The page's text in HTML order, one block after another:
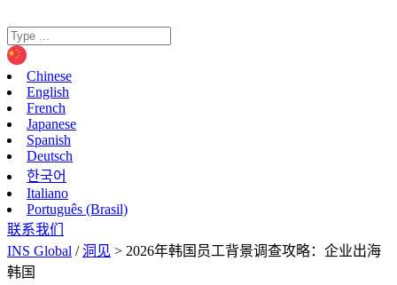
Chinese
English
French
Japanese
Spanish
Deutsch
한국어
Italiano
Português (Brasil)
联系我们
INS Global /洞见 > 2026年韩国员工背景调查攻略：企业出海
韩国